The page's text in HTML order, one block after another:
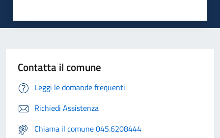
Contatta il comune
Leggi le domande frequenti
Richiedi Assistenza
Chiama il comune 045.6208444